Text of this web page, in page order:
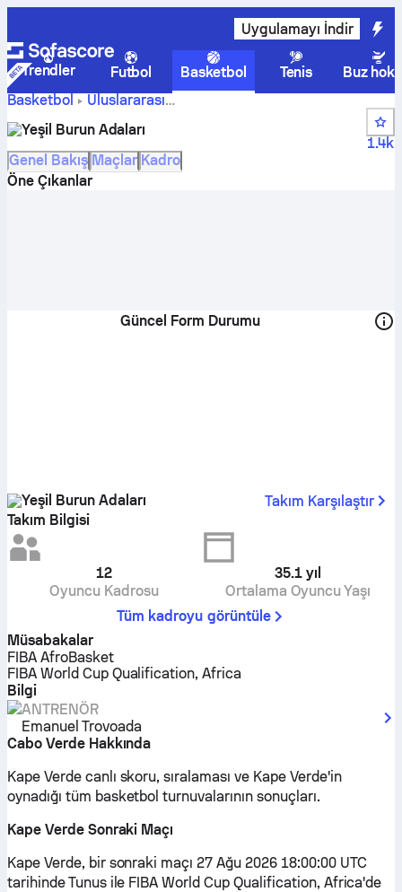
Uygulamayı İndir
Trendler Futbol Basketbol Tenis
Buz
Basketbol
Uluslararası
FIBA World Cup Qualification, Africa
skorları, puan durumu, takvimi ve oyuncuları
Yeşil Burun Adaları
1.4k
Genel Bakış Maçlar Kadro
Öne Çıkanlar
Güncel Form Durumu
Yeşil Burun Adaları
Takım Karşılaştır
Takım Bilgisi
12
Oyuncu Kadrosu
35.1 yıl
Ortalama Oyuncu Yaşı
Tüm kadroyu görüntüle
Müsabakalar
FIBA AfroBasket
FIBA World Cup Qualification, Africa
Bilgi
ANTRENÖR
Emanuel Trovoada
Cabo Verde Hakkında
Kape Verde canlı skoru, sıralaması ve Kape Verde'in
oynadığı tüm basketbol turnuvalarının sonuçları.
Kape Verde Sonraki Maçı
Kape Verde, bir sonraki maçı 27 Ağu 2026 18:00:00 UTC
tarihinde Tunus ile FIBA World Cup Qualification, Africa'de